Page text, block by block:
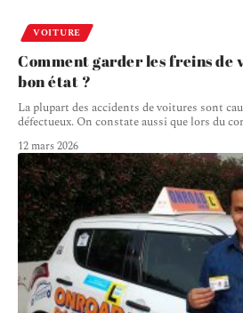
VOITURE
Comment garder les freins de
bon état ?
La plupart des accidents de voitures sont
défectueux. On constate aussi que lors du
12 mars 2026